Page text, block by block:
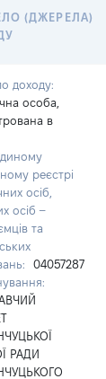
(ДЖЕРЕЛА)
доходу:
особа,
в
реєстрі
осіб,
осіб –
та
04057287
РАДИ